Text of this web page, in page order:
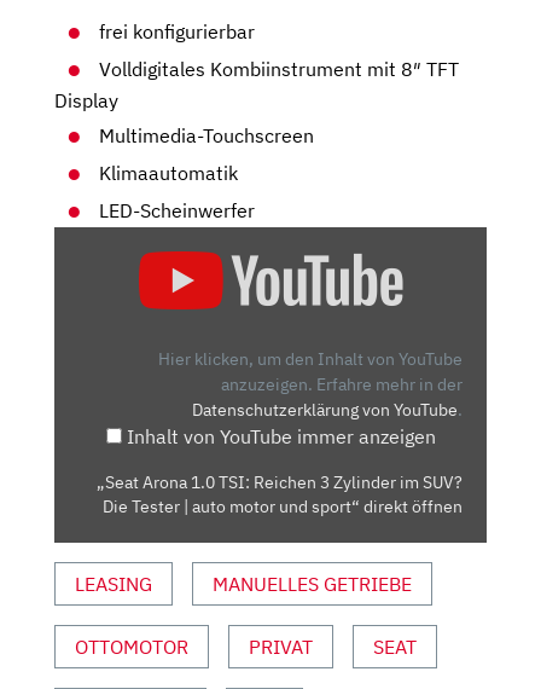
frei konfigurierbar
Volldigitales Kombiinstrument mit 8″ TFT
Display
Multimedia-Touchscreen
Klimaautomatik
LED-Scheinwerfer
|
AUTO
UND
SPORT“
Hier klicken, um den Inhalt von YouTube
anzuzeigen. Erfahre mehr in der
Datenschutzerklärung von YouTube.
Inhalt von YouTube immer anzeigen
„Seat Arona 1.0 TSI: Reichen 3 Zylinder im SUV?
Die Tester | auto motor und sport“ direkt öffnen
LEASING MANUELLES GETRIEBE
OTTOMOTOR PRIVAT SEAT